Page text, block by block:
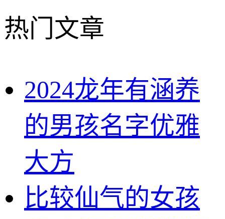
热门文章
2024龙年有涵养
的男孩名字优雅
大方
比较仙气的女孩